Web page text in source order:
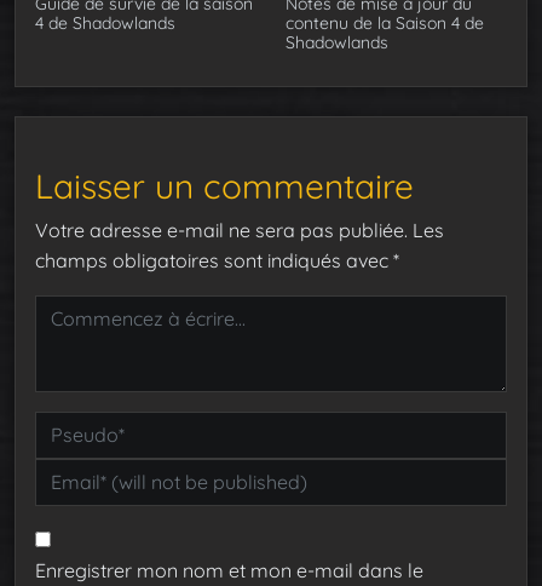
4 de Shadowlands
contenu de la Saison 4 de
Shadowlands
Laisser un commentaire
Votre adresse e-mail ne sera pas publiée. Les
champs obligatoires sont indiqués avec *
Enregistrer mon nom et mon e-mail dans le